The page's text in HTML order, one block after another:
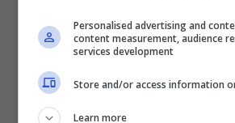
stagione sta emergendo,
Benedict
di fulmine con Sophia Beckett.
Personalised advertising and
content measurement, audience
services development
Store and/or access information
Learn more